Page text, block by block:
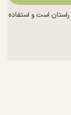
است و استفاده